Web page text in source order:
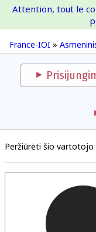
France-IOI »
Attention, tout le
Peržiūrėti šio vartotojo